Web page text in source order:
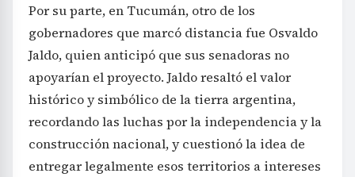
Por su parte, en Tucumán, otro de los
gobernadores que marcó distancia fue Osvaldo
Jaldo, quien anticipó que sus senadoras no
apoyarían el proyecto. Jaldo resaltó el valor
histórico y simbólico de la tierra argentina,
recordando las luchas por la independencia y la
construcción nacional, y cuestionó la idea de
entregar legalmente esos territorios a intereses